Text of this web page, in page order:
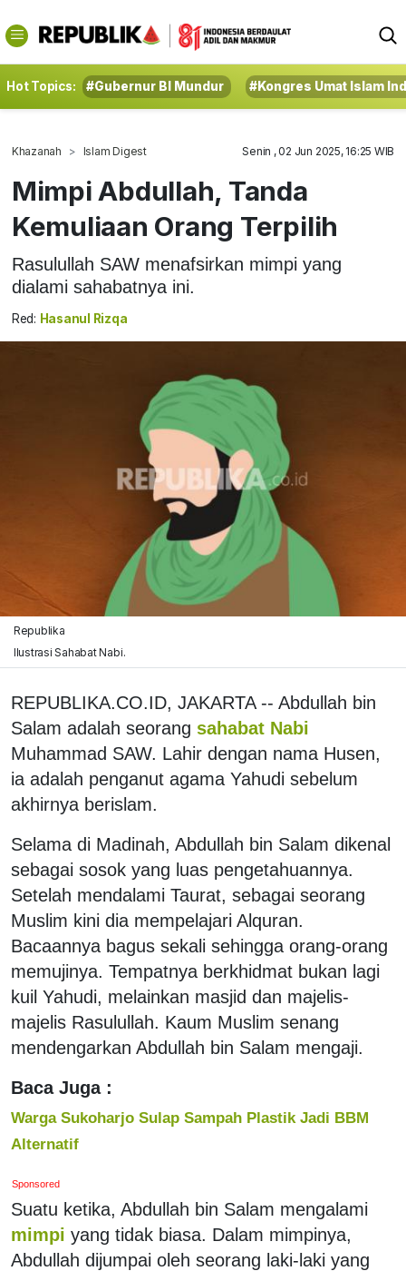
Hot Topics: #Gubernur BI Mundur #Kongres Umat Islam
Khazanah Islam Digest Senin , 02 Jun 2025, 16:25 WIB
Mimpi Abdullah, Tanda
Kemuliaan Orang Terpilih
Rasulullah SAW menafsirkan mimpi yang
dialami sahabatnya ini.
Red: Hasanul Rizqa
Republika
Ilustrasi Sahabat Nabi.
REPUBLIKA.CO.ID, JAKARTA -- Abdullah bin
Salam adalah seorang sahabat Nabi
Muhammad SAW. Lahir dengan nama Husen,
ia adalah penganut agama Yahudi sebelum
akhirnya berislam.
Selama di Madinah, Abdullah bin Salam dikenal
sebagai sosok yang luas pengetahuannya.
Setelah mendalami Taurat, sebagai seorang
Muslim kini dia mempelajari Alquran.
Bacaannya bagus sekali sehingga orang-orang
memujinya. Tempatnya berkhidmat bukan lagi
kuil Yahudi, melainkan masjid dan majelis-
majelis Rasulullah. Kaum Muslim senang
mendengarkan Abdullah bin Salam mengaji.
Baca Juga :
Warga Sukoharjo Sulap Sampah Plastik Jadi BBM
Alternatif
Sponsored
Suatu ketika, Abdullah bin Salam mengalami
mimpi yang tidak biasa. Dalam mimpinya,
Abdullah dijumpai oleh seorang laki-laki yang